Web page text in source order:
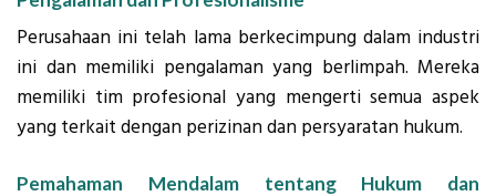
Perusahaan ini telah lama berkecimpung dalam industri
ini dan memiliki pengalaman yang berlimpah. Mereka
memiliki tim profesional yang mengerti semua aspek
yang terkait dengan perizinan dan persyaratan hukum.
Pemahaman Mendalam tentang Hukum dan